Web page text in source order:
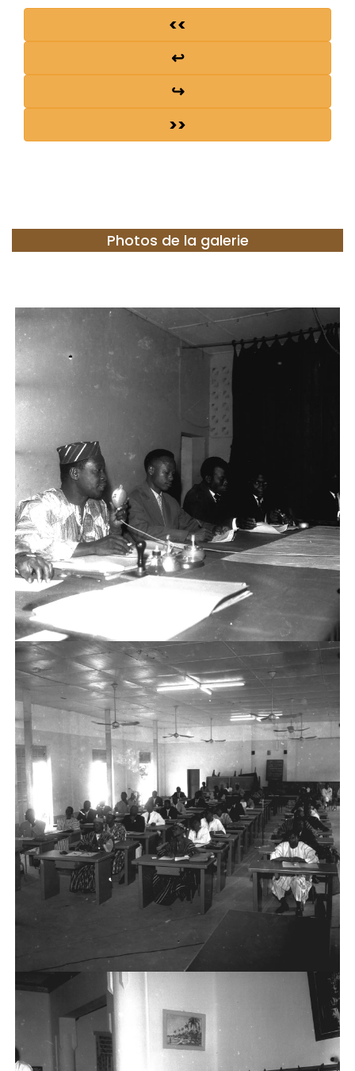
<<
↩
↪
>>
Photos de la galerie